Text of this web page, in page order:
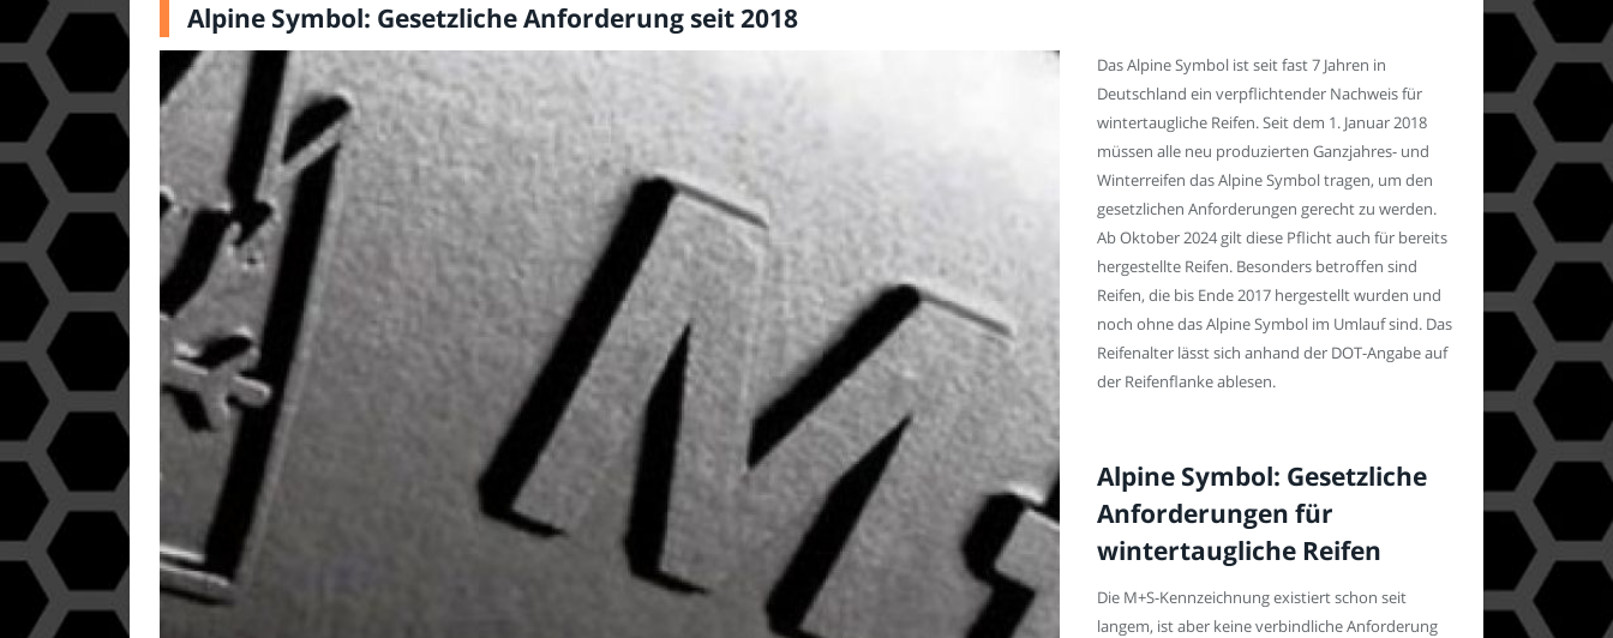
Alpine Symbol: Gesetzliche Anforderung seit 2018
Das Alpine Symbol ist seit fast 7 Jahren in
Deutschland ein verpflichtender Nachweis für
wintertaugliche Reifen. Seit dem 1. Januar 2018
müssen alle neu produzierten Ganzjahres- und
Winterreifen das Alpine Symbol tragen, um den
gesetzlichen Anforderungen gerecht zu werden.
Ab Oktober 2024 gilt diese Pflicht auch für bereits
hergestellte Reifen. Besonders betroffen sind
Reifen, die bis Ende 2017 hergestellt wurden und
noch ohne das Alpine Symbol im Umlauf sind. Das
Reifenalter lässt sich anhand der DOT-Angabe auf
der Reifenflanke ablesen.
Alpine Symbol: Gesetzliche
Anforderungen für
wintertaugliche Reifen
Die M+S-Kennzeichnung existiert schon seit
langem, ist aber keine verbindliche Anforderung